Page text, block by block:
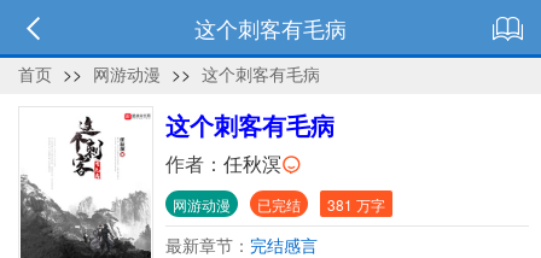
这个刺客有毛病
首页 >> 网游动漫 >> 这个刺客有毛病
这个刺客有毛病
作者： 任秋溟
网游动漫 已完结 381 万字
最新章节： 完结感言